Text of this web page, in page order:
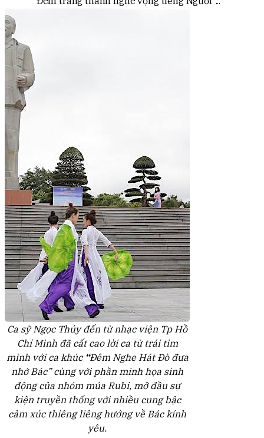
Ca sỹ Ngọc Thúy đến từ nhạc viện Tp Hồ
Chí Minh đã cất cao lời ca từ trái tim
mình với ca khúc“Đêm Nghe Hát Đò đưa
nhớ Bác” cùng với phần minh họa sinh
động của nhóm múa Rubi, mở đầu sự
kiện truyền thống với nhiều cung bậc
cảm xúc thiêng liêng hướng về Bác kính
yêu.